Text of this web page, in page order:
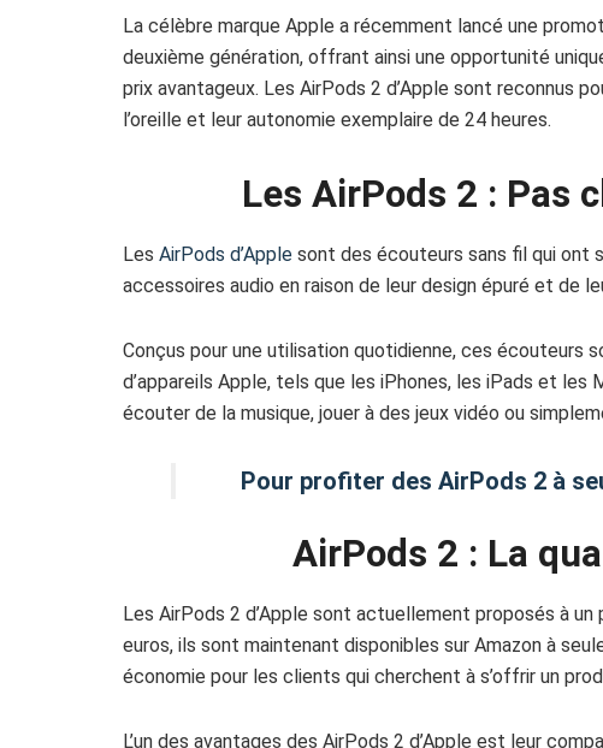
La célèbre marque Apple a récemment lancé une
deuxième génération, offrant ainsi une opportunité
prix avantageux. Les AirPods 2 d’Apple sont reconnus
l’oreille et leur autonomie exemplaire de 24 heures.
Les AirPods 2 : Pas
Les AirPods d’Apple sont des écouteurs sans fil qui ont
accessoires audio en raison de leur design épuré et de
Conçus pour une utilisation quotidienne, ces écouteurs
d’appareils Apple, tels que les iPhones, les iPads et
écouter de la musique, jouer à des jeux vidéo ou
Pour profiter des AirPods 2 à
AirPods 2 : La
Les AirPods 2 d’Apple sont actuellement proposés à
euros, ils sont maintenant disponibles sur Amazon à
économie pour les clients qui cherchent à s’offrir un
L’un des avantages des AirPods 2 d’Apple est leur